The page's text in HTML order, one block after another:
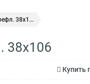
38x1...
38x106
Купить